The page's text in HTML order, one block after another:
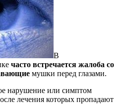
В
часто встречается жалоба со
мушки перед глазами.
нарушение или симптом
лечения которых пропадают